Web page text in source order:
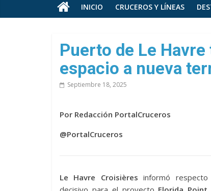
en
un
sitio
INICIO CRUCEROS Y LÍNEAS
Puerto de Le
espacio a nueva
Septiembre 18, 2025
Por Redacción PortalCruceros
@PortalCruceros
Le Havre Croisières informó